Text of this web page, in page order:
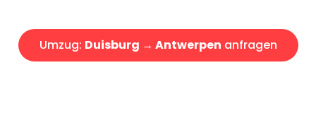
Umzug: Duisburg → Antwerpen anfragen